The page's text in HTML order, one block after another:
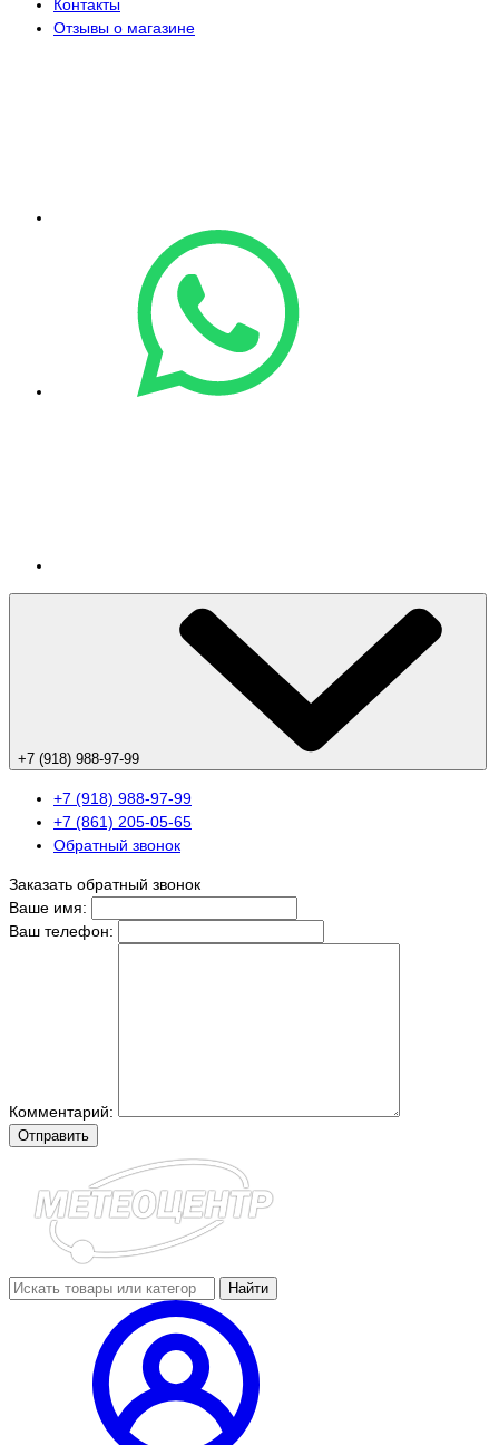
Контакты
Отзывы о магазине
+7 (918) 988-97-99
+7 (918) 988-97-99
+7 (861) 205-05-65
Обратный звонок
Заказать обратный звонок
Ваше имя:
Ваш телефон:
Комментарий:
Отправить
Найти